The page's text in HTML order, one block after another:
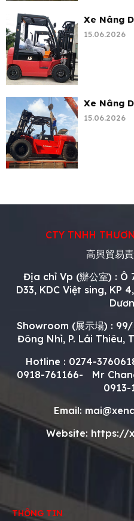
Xe Nâng
15.06.2026
Xe Nâng
15.06.2026
CTY TNHH
高興貿易
Địa chỉ Vp (辦公室) : Ô
D33, KDC Việt sing, KP
Showroom (展示場) :
Đông Nhì, P. Lái Thiêu,
Hotline : 0274-
0918-761166- Mr
0913-
Email:
Website: https://
THÔNG TIN